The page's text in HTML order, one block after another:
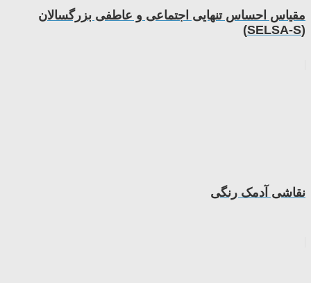
مقیاس احساس تنهایی اجتماعی و عاطفی بزرگسالان
(SELSA-S)
نقاشی آدمک رنگی